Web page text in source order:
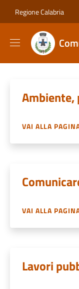
Regione Calabria
Ambiente,
VAI ALLA
VAI ALLA
Lavori